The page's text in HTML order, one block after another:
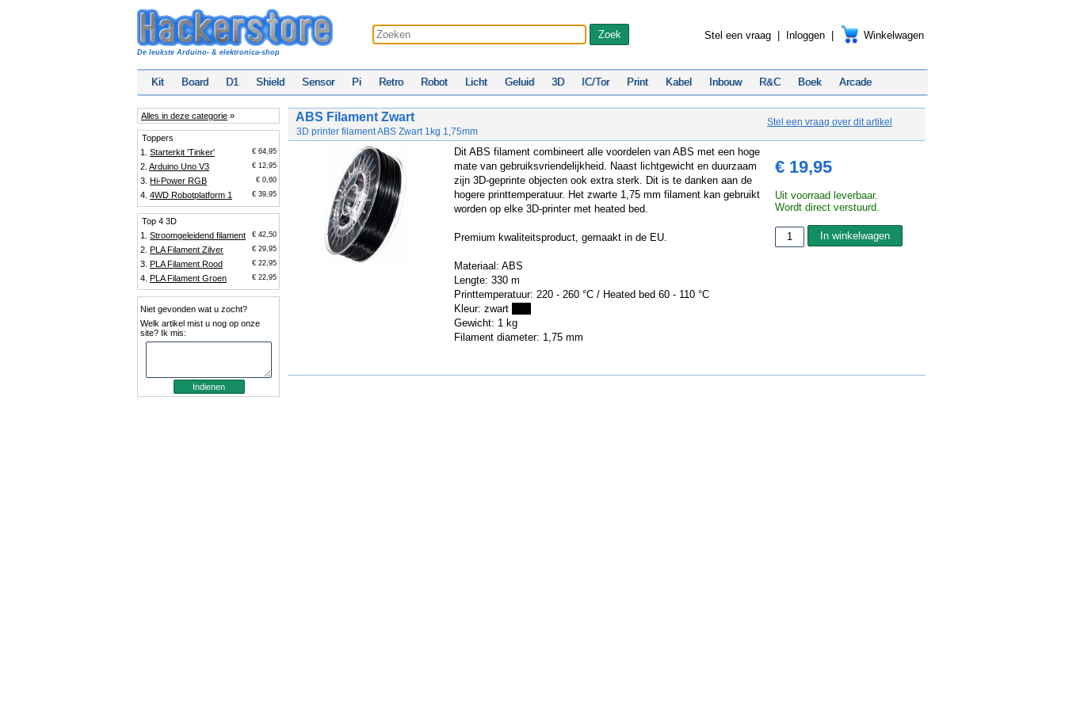
De leukste Arduino- & elektronica-shop
Stel een vraag Inloggen Winkelwagen
Kit Board D1 Shield Sensor Pi Retro Robot Licht Geluid 3D IC/Tor Print Kabel Inbouw R&C Boek Arcade
Alles in deze categorie »
Toppers
1. Starterkit 'Tinker' € 64,95
2. Arduino Uno V3 € 12,95
3. Hi-Power RGB € 0,60
4. 4WD Robotplatform 1 € 39,95
Top 4 3D
1. Stroomgeleidend filament € 42,50
2. PLA Filament Zilver € 29,95
3. PLA Filament Rood € 22,95
4. PLA Filament Groen € 22,95
Niet gevonden wat u zocht?
Welk artikel mist u nog op onze
site? Ik mis:
ABS Filament Zwart
3D printer filament ABS Zwart 1kg 1,75mm
Stel een vraag over dit artikel
Dit ABS filament combineert alle voordelen van ABS met een hoge
mate van gebruiksvriendelijkheid. Naast lichtgewicht en duurzaam
zijn 3D-geprinte objecten ook extra sterk. Dit is te danken aan de
hogere printtemperatuur. Het zwarte 1,75 mm filament kan gebruikt
worden op elke 3D-printer met heated bed.
Premium kwaliteitsproduct, gemaakt in de EU.
Materiaal: ABS
Lengte: 330 m
Printtemperatuur: 220 - 260 °C / Heated bed 60 - 110 °C
Kleur: zwart
Gewicht: 1 kg
Filament diameter: 1,75 mm
€ 19,95
Uit voorraad leverbaar.
Wordt direct verstuurd.